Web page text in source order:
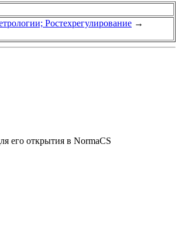
Ростехрегулирование →
его открытия в NormaCS